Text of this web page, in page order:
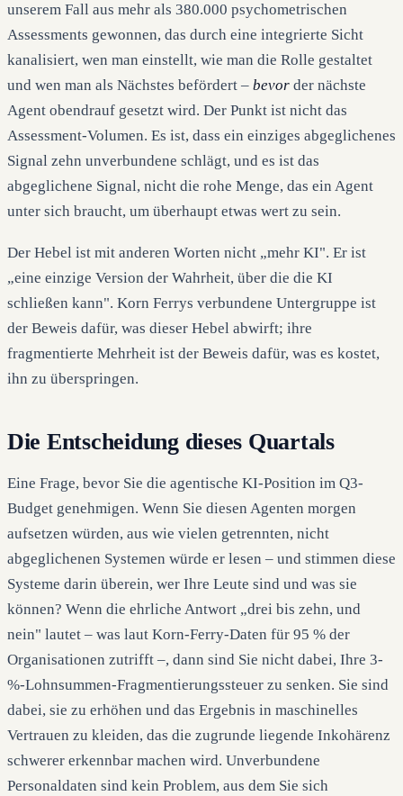
unserem Fall aus mehr als 380.000 psychometrischen
Assessments gewonnen, das durch eine integrierte Sicht
kanalisiert, wen man einstellt, wie man die Rolle gestaltet
und wen man als Nächstes befördert – bevor der nächste
Agent obendrauf gesetzt wird. Der Punkt ist nicht das
Assessment-Volumen. Es ist, dass ein einziges abgeglichenes
Signal zehn unverbundene schlägt, und es ist das
abgeglichene Signal, nicht die rohe Menge, das ein Agent
unter sich braucht, um überhaupt etwas wert zu sein.
Der Hebel ist mit anderen Worten nicht „mehr KI". Er ist
„eine einzige Version der Wahrheit, über die die KI
schließen kann". Korn Ferrys verbundene Untergruppe ist
der Beweis dafür, was dieser Hebel abwirft; ihre
fragmentierte Mehrheit ist der Beweis dafür, was es kostet,
ihn zu überspringen.
Die Entscheidung dieses Quartals
Eine Frage, bevor Sie die agentische KI-Position im Q3-
Budget genehmigen. Wenn Sie diesen Agenten morgen
aufsetzen würden, aus wie vielen getrennten, nicht
abgeglichenen Systemen würde er lesen – und stimmen diese
Systeme darin überein, wer Ihre Leute sind und was sie
können? Wenn die ehrliche Antwort „drei bis zehn, und
nein" lautet – was laut Korn-Ferry-Daten für 95 % der
Organisationen zutrifft –, dann sind Sie nicht dabei, Ihre 3-
%-Lohnsummen-Fragmentierungssteuer zu senken. Sie sind
dabei, sie zu erhöhen und das Ergebnis in maschinelles
Vertrauen zu kleiden, das die zugrunde liegende Inkohärenz
schwerer erkennbar machen wird. Unverbundene
Personaldaten sind kein Problem, aus dem Sie sich